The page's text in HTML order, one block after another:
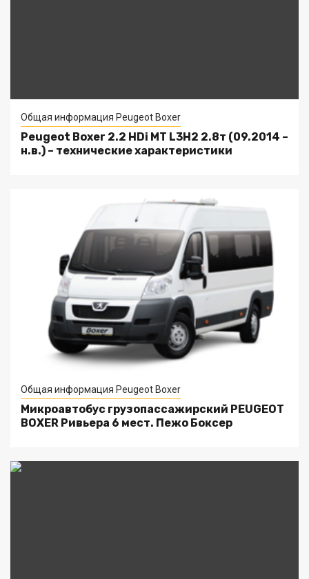
Общая информация Peugeot Boxer
Peugeot Boxer 2.2 HDi MT L3H2 2.8т (09.2014 –
н.в.) – технические характеристики
Общая информация Peugeot Boxer
Микроавтобус грузопассажирский PEUGEOT
BOXER Ривьера 6 мест. Пежо Боксер